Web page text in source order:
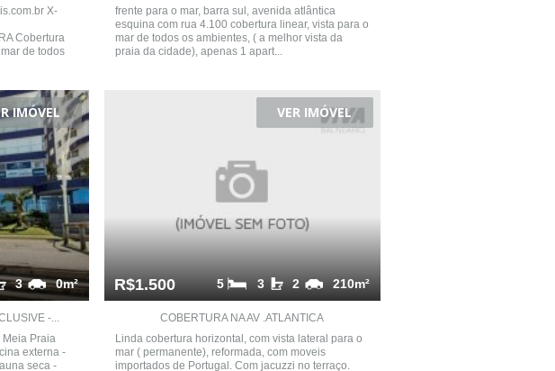
X-
Cobertura
de todos
frente para o mar, barra sul, avenida atlântica
esquina com rua 4.100 cobertura linear, vista para o
mar de todos os ambientes, ( a melhor vista da
praia da cidade), apenas 1 apart...
IMÓVEL
0m²
3
-...
Meia Praia
externa -
seca -
VER IMÓVEL
R$1.500 210m²
2
3
5
COBERTURA NA AV .ATLANTICA
Linda cobertura horizontal, com vista lateral para o
mar ( permanente), reformada, com moveis
importados de Portugal. Com jacuzzi no terraço.